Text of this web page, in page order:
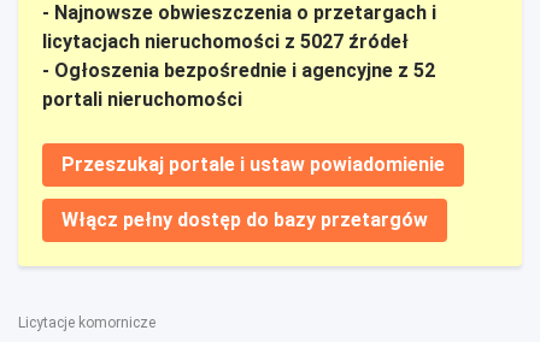
- Najnowsze obwieszczenia o przetargach i
licytacjach nieruchomości z 5027 źródeł
- Ogłoszenia bezpośrednie i agencyjne z 52
portali nieruchomości
Przeszukaj portale i ustaw powiadomienie
Włącz pełny dostęp do bazy przetargów
Licytacje komornicze